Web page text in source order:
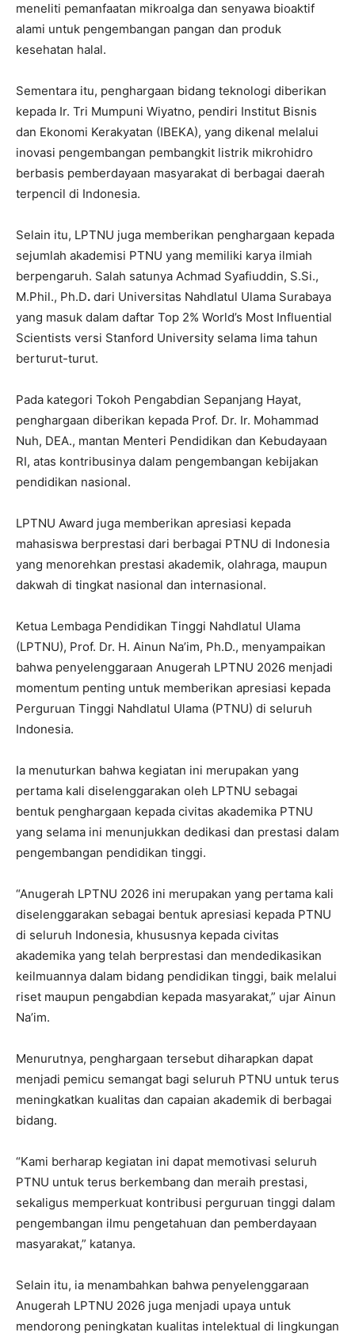
meneliti pemanfaatan mikroalga dan senyawa bioaktif
alami untuk pengembangan pangan dan produk
kesehatan halal.
Sementara itu, penghargaan bidang teknologi diberikan
kepada Ir. Tri Mumpuni Wiyatno, pendiri Institut Bisnis
dan Ekonomi Kerakyatan (IBEKA), yang dikenal melalui
inovasi pengembangan pembangkit listrik mikrohidro
berbasis pemberdayaan masyarakat di berbagai daerah
terpencil di Indonesia.
Selain itu, LPTNU juga memberikan penghargaan kepada
sejumlah akademisi PTNU yang memiliki karya ilmiah
berpengaruh. Salah satunya Achmad Syafiuddin, S.Si.,
M.Phil., Ph.D. dari Universitas Nahdlatul Ulama Surabaya
yang masuk dalam daftar Top 2% World’s Most Influential
Scientists versi Stanford University selama lima tahun
berturut-turut.
Pada kategori Tokoh Pengabdian Sepanjang Hayat,
penghargaan diberikan kepada Prof. Dr. Ir. Mohammad
Nuh, DEA., mantan Menteri Pendidikan dan Kebudayaan
RI, atas kontribusinya dalam pengembangan kebijakan
pendidikan nasional.
LPTNU Award juga memberikan apresiasi kepada
mahasiswa berprestasi dari berbagai PTNU di Indonesia
yang menorehkan prestasi akademik, olahraga, maupun
dakwah di tingkat nasional dan internasional.
Ketua Lembaga Pendidikan Tinggi Nahdlatul Ulama
(LPTNU), Prof. Dr. H. Ainun Na’im, Ph.D., menyampaikan
bahwa penyelenggaraan Anugerah LPTNU 2026 menjadi
momentum penting untuk memberikan apresiasi kepada
Perguruan Tinggi Nahdlatul Ulama (PTNU) di seluruh
Indonesia.
Ia menuturkan bahwa kegiatan ini merupakan yang
pertama kali diselenggarakan oleh LPTNU sebagai
bentuk penghargaan kepada civitas akademika PTNU
yang selama ini menunjukkan dedikasi dan prestasi dalam
pengembangan pendidikan tinggi.
“Anugerah LPTNU 2026 ini merupakan yang pertama kali
diselenggarakan sebagai bentuk apresiasi kepada PTNU
di seluruh Indonesia, khususnya kepada civitas
akademika yang telah berprestasi dan mendedikasikan
keilmuannya dalam bidang pendidikan tinggi, baik melalui
riset maupun pengabdian kepada masyarakat,” ujar Ainun
Na’im.
Menurutnya, penghargaan tersebut diharapkan dapat
menjadi pemicu semangat bagi seluruh PTNU untuk terus
meningkatkan kualitas dan capaian akademik di berbagai
bidang.
“Kami berharap kegiatan ini dapat memotivasi seluruh
PTNU untuk terus berkembang dan meraih prestasi,
sekaligus memperkuat kontribusi perguruan tinggi dalam
pengembangan ilmu pengetahuan dan pemberdayaan
masyarakat,” katanya.
Selain itu, ia menambahkan bahwa penyelenggaraan
Anugerah LPTNU 2026 juga menjadi upaya untuk
mendorong peningkatan kualitas intelektual di lingkungan